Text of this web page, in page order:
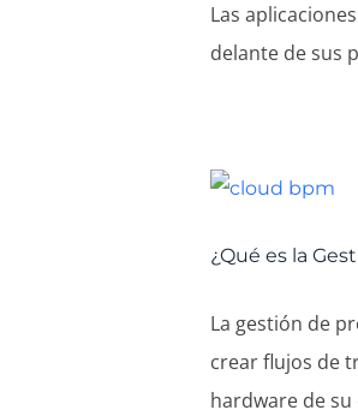
Las
delante de sus
¿Qué es la
La gestión de
crear flujos de
hardware de